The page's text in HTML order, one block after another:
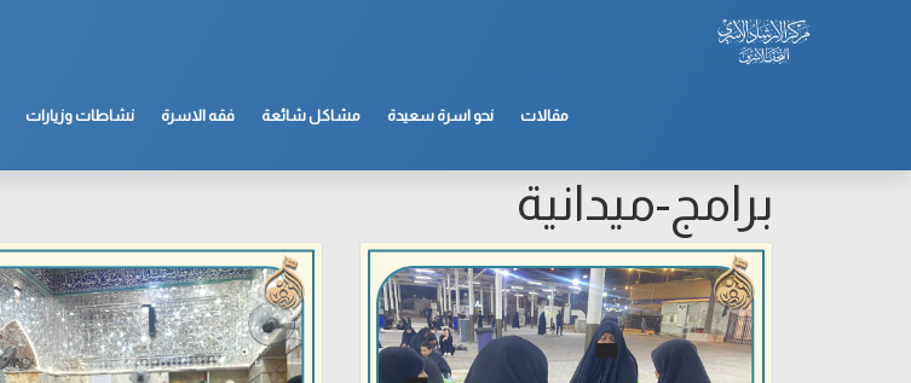
مقالات نحو اسرة سعيدة مشاكل شائعة فقه الاسرة نشاطات وزيارات
برامج-ميدانية